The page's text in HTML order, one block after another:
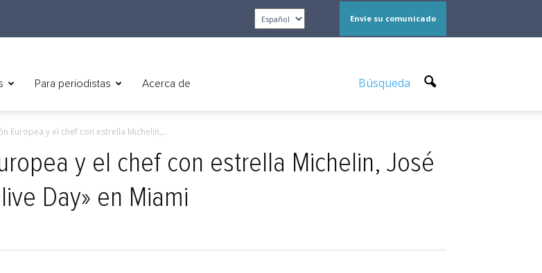
Envíe su comunicado
Para periodistas Acerca de Búsqueda
Europea y el chef con estrella Michelin,...
y el chef con estrella Michelin, José
Day» en Miami